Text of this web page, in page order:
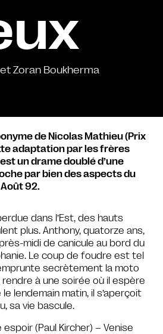
Zoran Boukherma
de Nicolas Mathieu (Prix
adaptation par les frères
un drame doublé d’une
par bien des aspects du
92.
dans l’Est, des hauts
plus. Anthony, quatorze ans,
midi de canicule au bord du
Le coup de foudre est tel
secrètement la moto
à une soirée où il espère
lendemain matin, il s’aperçoit
sa vie bascule.
espoir (Paul Kircher) – Venise